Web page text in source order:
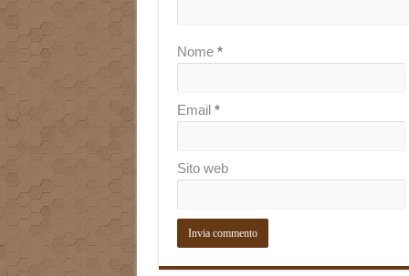
Nome *
Email *
Sito web